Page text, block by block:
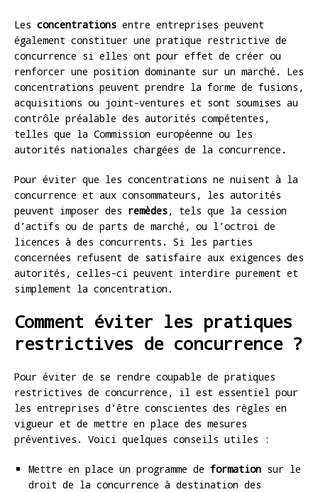
Les concentrations entre entreprises peuvent
également constituer une pratique restrictive de
concurrence si elles ont pour effet de créer ou
renforcer une position dominante sur un marché. Les
concentrations peuvent prendre la forme de fusions,
acquisitions ou joint-ventures et sont soumises au
contrôle préalable des autorités compétentes,
telles que la Commission européenne ou les
autorités nationales chargées de la concurrence.
Pour éviter que les concentrations ne nuisent à la
concurrence et aux consommateurs, les autorités
peuvent imposer des remèdes, tels que la cession
d’actifs ou de parts de marché, ou l’octroi de
licences à des concurrents. Si les parties
concernées refusent de satisfaire aux exigences des
autorités, celles-ci peuvent interdire purement et
simplement la concentration.
Comment éviter les pratiques
restrictives de concurrence ?
Pour éviter de se rendre coupable de pratiques
restrictives de concurrence, il est essentiel pour
les entreprises d’être conscientes des règles en
vigueur et de mettre en place des mesures
préventives. Voici quelques conseils utiles :
Mettre en place un programme de formation sur le
droit de la concurrence à destination des